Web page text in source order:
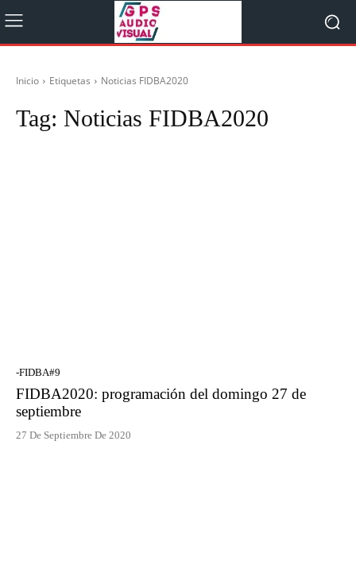
Inicio Etiquetas Noticias FIDBA2020
Tag: Noticias FIDBA2020
-FIDBA#9
FIDBA2020: programación del domingo 27 de
septiembre
27 De Septiembre De 2020